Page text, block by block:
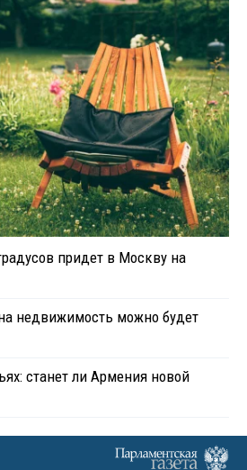
придет в Москву на
недвижимость можно будет
станет ли Армения новой